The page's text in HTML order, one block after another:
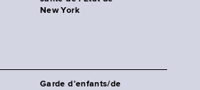
New York
Garde d’enfants/de